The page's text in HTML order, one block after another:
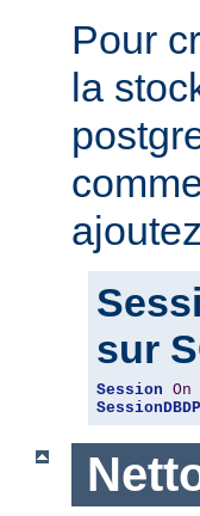
Pour
la
sur
Session On